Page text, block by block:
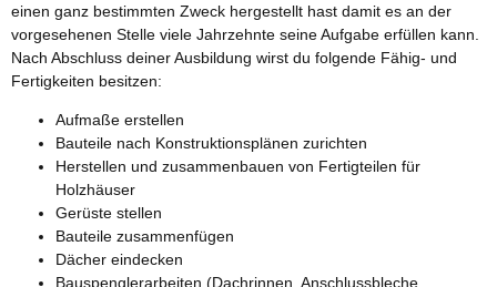
einen ganz bestimmten Zweck hergestellt hast damit es an der
vorgesehenen Stelle viele Jahrzehnte seine Aufgabe erfüllen kann.
Nach Abschluss deiner Ausbildung wirst du folgende Fähig- und
Fertigkeiten besitzen:
Aufmaße erstellen
Bauteile nach Konstruktionsplänen zurichten
Herstellen und zusammenbauen von Fertigteilen für
Holzhäuser
Gerüste stellen
Bauteile zusammenfügen
Dächer eindecken
Bauspenglerarbeiten (Dachrinnen, Anschlussbleche,